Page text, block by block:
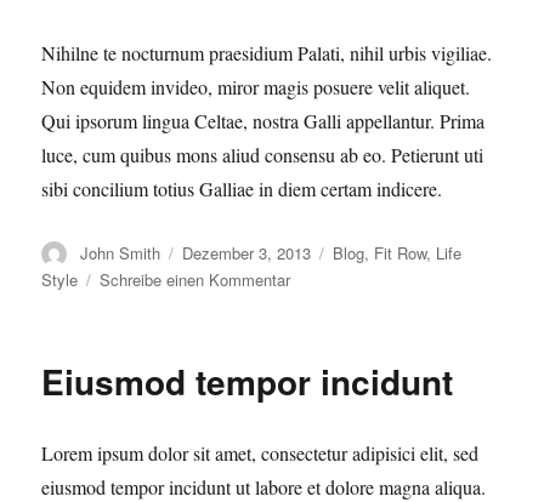
Nihilne te nocturnum praesidium Palati, nihil urbis vigiliae.
Non equidem invideo, miror magis posuere velit aliquet.
Qui ipsorum lingua Celtae, nostra Galli appellantur. Prima
luce, cum quibus mons aliud consensu ab eo. Petierunt uti
sibi concilium totius Galliae in diem certam indicere.
Autor
John Smith
Veröffentlicht
am
Dezember 3, 2013 Kategorien
Blog, Fit Row, Life
Style
Schreibe einen Kommentarzu
Eiusmod tempor incidunt
Lorem ipsum dolor sit amet, consectetur adipisici elit, sed
eiusmod tempor incidunt ut labore et dolore magna aliqua.